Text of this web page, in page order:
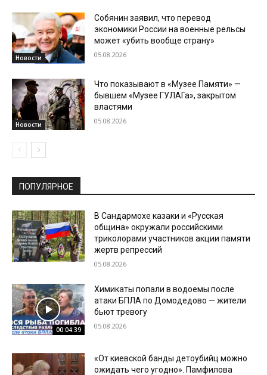
Новости
Собянин заявил, что перевод
экономики России на военные рельсы
может «убить вообще страну»
05.08.2026
Новости
Что показывают в «Музее Памяти» —
бывшем «Музее ГУЛАГа», закрытом
властями
05.08.2026
ПОПУЛЯРНОЕ
В Сандармохе казаки и «Русская
община» окружали российскими
триколорами участников акции памяти
жертв репрессий
05.08.2026
00:04:39
Химикаты попали в водоемы после
атаки БПЛА по Домодедово — жители
бьют тревогу
05.08.2026
«От киевской банды детоубийц можно
ожидать чего угодно». Памфилова